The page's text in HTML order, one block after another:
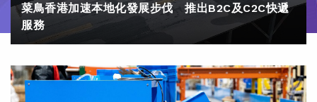
菜鳥香港加速本地化發展步伐 推出B2C及C2C快遞
服務